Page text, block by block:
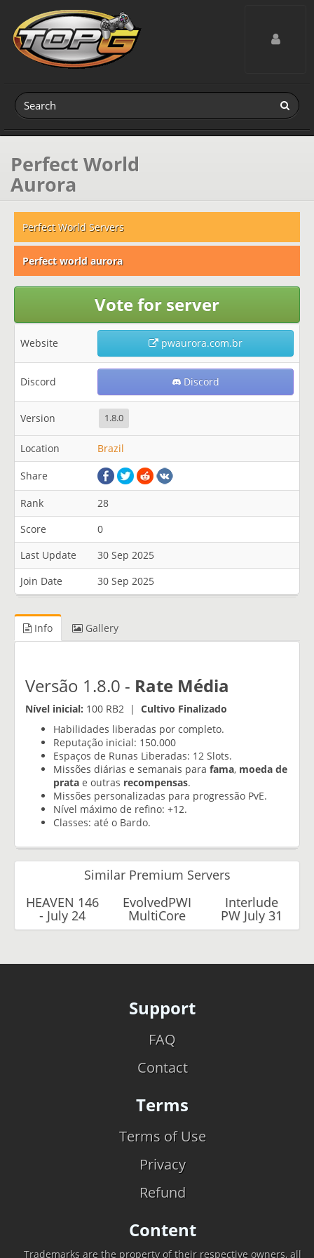
Toggle
Perfect World
Aurora
Perfect World Servers
Perfect world aurora
Vote for server
Website pwaurora.com.br
Discord Discord
Version 1.8.0
Location Brazil
Share
Rank
28
Score
0
Last Update
30 Sep 2025
Join Date
30 Sep 2025
Info Gallery
Versão 1.8.0 - Rate Média
Nível inicial: 100 RB2 | Cultivo Finalizado
Habilidades liberadas por completo.
Reputação inicial: 150.000
Espaços de Runas Liberadas: 12 Slots.
Missões diárias e semanais para fama, moeda de
prata e outras recompensas.
Missões personalizadas para progressão PvE.
Nível máximo de refino: +12.
Classes: até o Bardo.
Similar Premium Servers
HEAVEN 146
- July 24
EvolvedPWI
MultiCore
Interlude
PW July 31
Support
FAQ
Contact
Terms
Terms of Use
Privacy
Refund
Content
Trademarks are the property of their respective owners, all